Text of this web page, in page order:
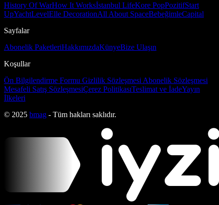
History Of WarHow It Worksİstanbul LifeKore PopPozitifStart
UpYachtLevelElle DecorationAll About SpaceBebeğimleCapital
Sayfalar
Abonelik PaketleriHakkımızdaKünyeBize Ulaşın
Koşullar
Ön Bilgilendirme Formu Gizlilik Sözleşmesi Abonelik Sözleşmesi
Mesafeli Satış SözleşmesiÇerez PolitikasıTeslimat ve İadeYayın
İlkeleri
© 2025 bmag - Tüm hakları saklıdır.